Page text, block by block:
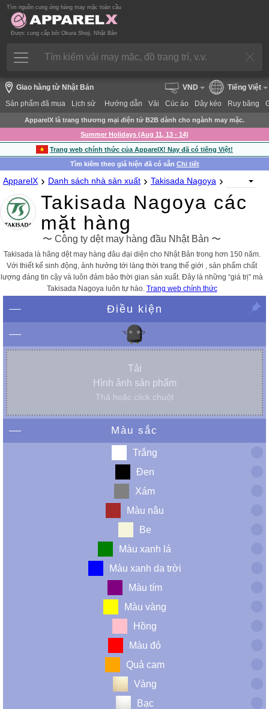
Tìm nguồn cung ứng hàng may mặc toàn cầu
Được cung cấp bởi Okura Shoji, Nhật Bản
Giao hàng từ Nhật Bản
Sản phẩm đã mua
Lịch sử Hướng dẫn Vải Cúc áo Dây kéo Ruy băng
VND Tiếng Việt
ApparelX là trang thương mại điện tử B2B dành cho ngành may mặc.
Summer Holidays (Aug 11, 13 - 14)
Trang web chính thức của ApparelX! Nay đã có tiếng Việt!
Tìm kiếm theo giá hiện đã có sẵn Chi tiết
ApparelX › Danh sách nhà sản xuất › Takisada Nagoya ›
Takisada Nagoya các
mặt hàng
〜 Công ty dệt may hàng đầu Nhật Bản 〜
Takisada là hãng dệt may hàng đâu đại diện cho Nhật Bản trong hơn 150 năm.
Với thiết kế sinh động, ảnh hưởng tới làng thời trang thế giới , sản phẩm chất
lượng đáng tin cậy và luôn đảm bảo thời gian sản xuất. Đây là những “giá trị” mà
Takisada Nagoya luôn tự hào. Trang web chính thức
Điều kiện
Tải
Hình ảnh sản phẩm
Thả hoặc click chuột
Màu sắc
Trắng
Đen
Xám
Màu nâu
Be
Màu xanh lá
Màu xanh da trời
Màu tím
Màu vàng
Hồng
Màu đỏ
Quả cam
Vàng
Bạc